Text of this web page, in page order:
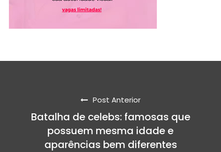
Post Anterior
Batalha de celebs: famosas que
possuem mesma idade e
aparências bem diferentes